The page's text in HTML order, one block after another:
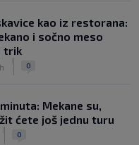
kao iz restorana:
i sočno meso
trik
0
Mekane su,
ćete još jednu turu
0